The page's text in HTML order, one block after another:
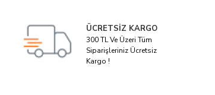
ÜCRETSIZ KARGO
300 TL Ve Üzeri Tüm
Siparişleriniz Ücretsiz
Kargo !